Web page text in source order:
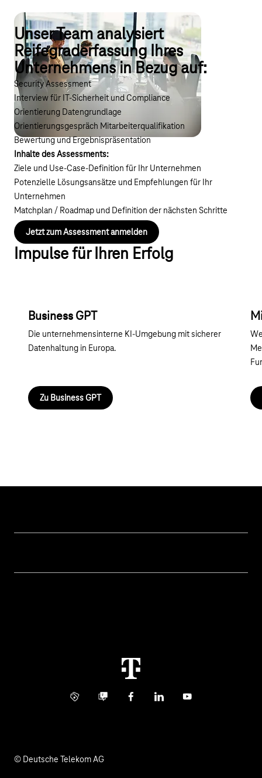
Youtube-Video "Wie funktioniert das Readiness
Unser Team analysiert
Reifegraderfassung Ihres
Unternehmens in Bezug auf:
Security Assessment
Interview für IT-Sicherheit und Compliance
Orientierung Datengrundlage
Orientierungsgespräch Mitarbeiterqualifikation
Bewertung und Ergebnispräsentation
Inhalte des Assessments:
Ziele und Use-Case-Definition für Ihr Unternehmen
Potenzielle Lösungsansätze und Empfehlungen für Ihr
Unternehmen
Matchplan / Roadmap und Definition der nächsten Schritte
Jetzt zum Assessment anmelden
Impulse für Ihren Erfolg
Business GPT
Die unternehmensinterne KI-Umgebung mit sicherer
Datenhaltung in Europa.
Zu Business GPT
Info ServiceBusiness Community
FacebookLinkedInYouTube
© Deutsche Telekom AG